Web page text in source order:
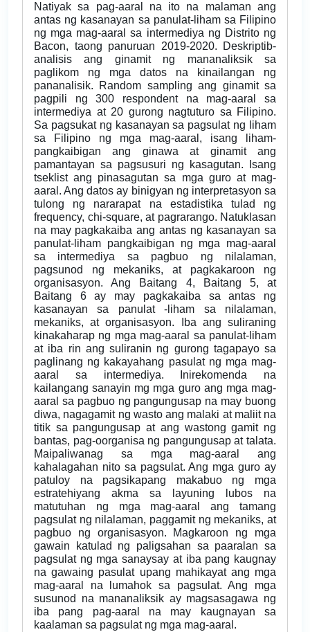
Natiyak sa pag-aaral na ito na malaman ang
antas ng kasanayan sa panulat-liham sa Filipino
ng mga mag-aaral sa intermediya ng Distrito ng
Bacon, taong panuruan 2019-2020. Deskriptib-
analisis ang ginamit ng mananaliksik sa
paglikom ng mga datos na kinailangan ng
pananalisik. Random sampling ang ginamit sa
pagpili ng 300 respondent na mag-aaral sa
intermediya at 20 gurong nagtuturo sa Filipino.
Sa pagsukat ng kasanayan sa pagsulat ng liham
sa Filipino ng mga mag-aaral, isang liham-
pangkaibigan ang ginawa at ginamit ang
pamantayan sa pagsusuri ng kasagutan. Isang
tseklist ang pinasagutan sa mga guro at mag-
aaral. Ang datos ay binigyan ng interpretasyon sa
tulong ng nararapat na estadistika tulad ng
frequency, chi-square, at pagrarango. Natuklasan
na may pagkakaiba ang antas ng kasanayan sa
panulat-liham pangkaibigan ng mga mag-aaral
sa intermediya sa pagbuo ng nilalaman,
pagsunod ng mekaniks, at pagkakaroon ng
organisasyon. Ang Baitang 4, Baitang 5, at
Baitang 6 ay may pagkakaiba sa antas ng
kasanayan sa panulat -liham sa nilalaman,
mekaniks, at organisasyon. Iba ang suliraning
kinakaharap ng mga mag-aaral sa panulat-liham
at iba rin ang suliranin ng gurong tagapayo sa
paglinang ng kakayahang pasulat ng mga mag-
aaral sa intermediya. Inirekomenda na
kailangang sanayin mg mga guro ang mga mag-
aaral sa pagbuo ng pangungusap na may buong
diwa, nagagamit ng wasto ang malaki at maliit na
titik sa pangungusap at ang wastong gamit ng
bantas, pag-oorganisa ng pangungusap at talata.
Maipaliwanag sa mga mag-aaral ang
kahalagahan nito sa pagsulat. Ang mga guro ay
patuloy na pagsikapang makabuo ng mga
estratehiyang akma sa layuning lubos na
matutuhan ng mga mag-aaral ang tamang
pagsulat ng nilalaman, paggamit ng mekaniks, at
pagbuo ng organisasyon. Magkaroon ng mga
gawain katulad ng paligsahan sa paaralan sa
pagsulat ng mga sanaysay at iba pang kaugnay
na gawaing pasulat upang mahikayat ang mga
mag-aaral na lumahok sa pagsulat. Ang mga
susunod na mananaliksik ay magsasagawa ng
iba pang pag-aaral na may kaugnayan sa
kaalaman sa pagsulat ng mga mag-aaral.